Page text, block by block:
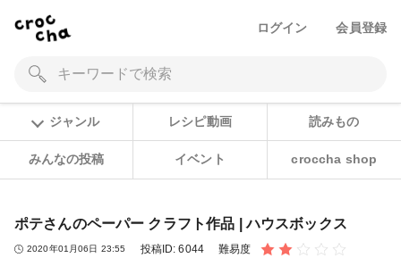
ログイン 会員登録
ジャンル レシピ動画 読みもの
みんなの投稿 イベント croccha shop
ポテさんのペーパー クラフト作品 | ハウスボックス
2020年01月06日 23:55 投稿ID:6044 難易度